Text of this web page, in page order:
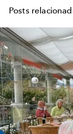
Posts